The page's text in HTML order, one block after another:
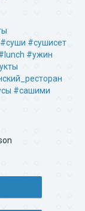
#суши #сушисет
#ужин
#сашими